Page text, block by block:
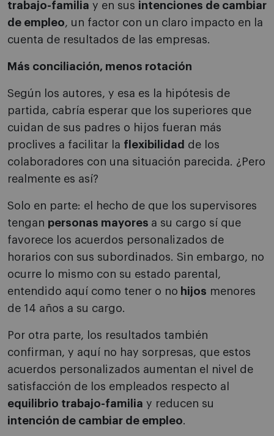
trabajo-familia y en sus intenciones de cambiar
de empleo, un factor con un claro impacto en la
cuenta de resultados de las empresas.
Más conciliación, menos rotación
Según los autores, y esa es la hipótesis de
partida, cabría esperar que los superiores que
cuidan de sus padres o hijos fueran más
proclives a facilitar la flexibilidad de los
colaboradores con una situación parecida. ¿Pero
realmente es así?
Solo en parte: el hecho de que los supervisores
tengan personas mayores a su cargo sí que
favorece los acuerdos personalizados de
horarios con sus subordinados. Sin embargo, no
ocurre lo mismo con su estado parental,
entendido aquí como tener o no hijos menores
de 14 años a su cargo.
Por otra parte, los resultados también
confirman, y aquí no hay sorpresas, que estos
acuerdos personalizados aumentan el nivel de
satisfacción de los empleados respecto al
equilibrio trabajo-familia y reducen su
intención de cambiar de empleo.